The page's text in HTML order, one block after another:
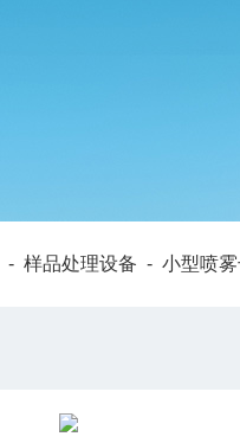
- 样品处理设备 - 小型喷